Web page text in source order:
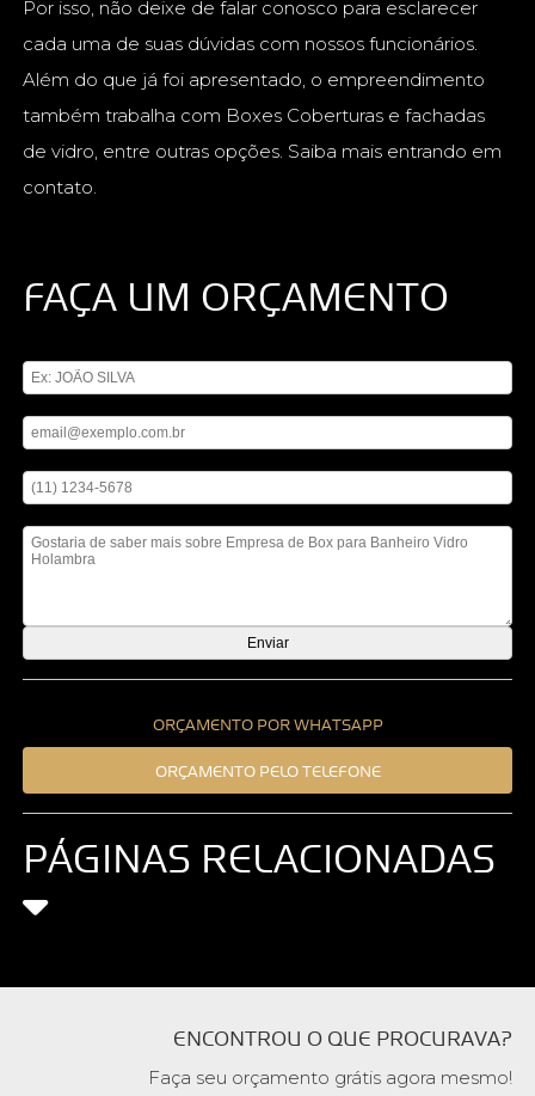
Por isso, não deixe de falar conosco para esclarecer
cada uma de suas dúvidas com nossos funcionários.
Além do que já foi apresentado, o empreendimento
também trabalha com Boxes Coberturas e fachadas
de vidro, entre outras opções. Saiba mais entrando em
contato.
FAÇA UM ORÇAMENTO
ORÇAMENTO POR WHATSAPP
ORÇAMENTO PELO TELEFONE
PÁGINAS RELACIONADAS
ENCONTROU O QUE PROCURAVA?
Faça seu orçamento grátis agora mesmo!